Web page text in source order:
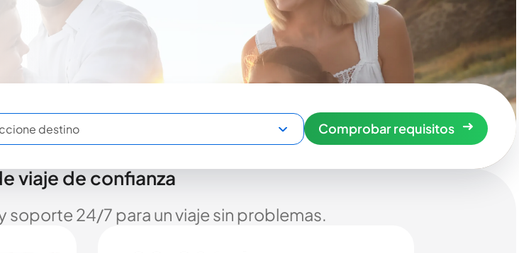
Comprobar requisitos
viaje de confianza
soporte 24/7 para un viaje sin problemas.